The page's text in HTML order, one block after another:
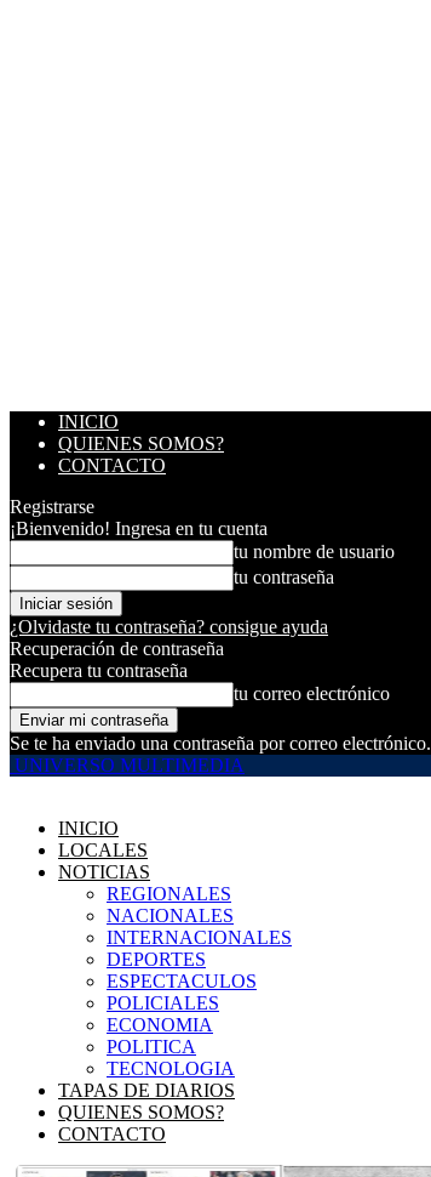
INICIO
QUIENES SOMOS?
CONTACTO
Registrarse
¡Bienvenido! Ingresa en tu cuenta
tu nombre de usuario
tu contraseña
¿Olvidaste tu contraseña? consigue ayuda
Recuperación de contraseña
Recupera tu contraseña
tu correo electrónico
Se te ha enviado una contraseña por correo electrónico.
UNIVERSO MULTIMEDIA
INICIO
LOCALES
NOTICIAS
REGIONALES
NACIONALES
INTERNACIONALES
DEPORTES
ESPECTACULOS
POLICIALES
ECONOMIA
POLITICA
TECNOLOGIA
TAPAS DE DIARIOS
QUIENES SOMOS?
CONTACTO